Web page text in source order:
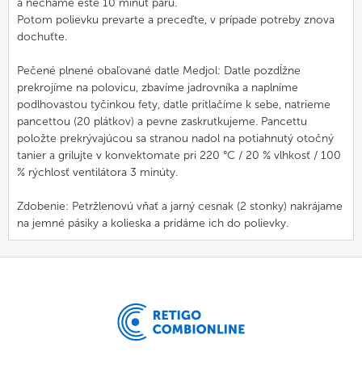
a necháme ešte 10 minút paru.
Potom polievku prevarte a preceďte, v prípade potreby znova
dochuťte.
Pečené plnené obaľované datle Medjol: Datle pozdĺžne
prekrojíme na polovicu, zbavíme jadrovníka a naplníme
podlhovastou tyčinkou fety, datle pritlačíme k sebe, natrieme
pancettou (20 plátkov) a pevne zaskrutkujeme. Pancettu
položte prekrývajúcou sa stranou nadol na potiahnutý otočný
tanier a grilujte v konvektomate pri 220 °C / 20 % vlhkosť / 100
% rýchlosť ventilátora 3 minúty.
Zdobenie: Petržlenovú vňať a jarný cesnak (2 stonky) nakrájame
na jemné pásiky a kolieska a pridáme ich do polievky.